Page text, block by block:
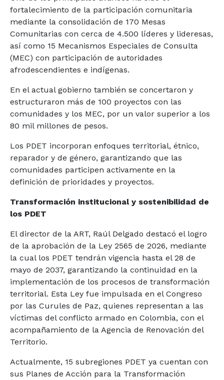
fortalecimiento de la participación comunitaria
mediante la consolidación de 170 Mesas
Comunitarias con cerca de 4.500 líderes y lideresas,
así como 15 Mecanismos Especiales de Consulta
(MEC) con participación de autoridades
afrodescendientes e indígenas.
En el actual gobierno también se concertaron y
estructuraron más de 100 proyectos con las
comunidades y los MEC, por un valor superior a los
80 mil millones de pesos.
Los PDET incorporan enfoques territorial, étnico,
reparador y de género, garantizando que las
comunidades participen activamente en la
definición de prioridades y proyectos.
Transformación institucional y sostenibilidad de
los PDET
El director de la ART, Raúl Delgado destacó el logro
de la aprobación de la Ley 2565 de 2026, mediante
la cual los PDET tendrán vigencia hasta el 28 de
mayo de 2037, garantizando la continuidad en la
implementación de los procesos de transformación
territorial. Esta Ley fue impulsada en el Congreso
por las Curules de Paz, quienes representan a las
víctimas del conflicto armado en Colombia, con el
acompañamiento de la Agencia de Renovación del
Territorio.
Actualmente, 15 subregiones PDET ya cuentan con
sus Planes de Acción para la Transformación